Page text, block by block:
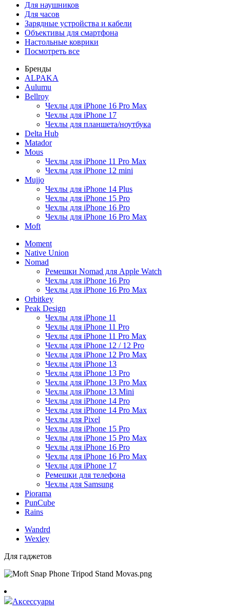
Для наушников
Для часов
Зарядные устройства и кабели
Объективы для смартфона
Настольные коврики
Посмотреть все
Бренды
ALPAKA
Aulumu
Bellroy
Чехлы для iPhone 16 Pro Max
Чехлы для iPhone 17
Чехлы для планшета/ноутбука
Delta Hub
Matador
Mous
Чехлы для iPhone 11 Pro Max
Чехлы для iPhone 12 mini
Mujjo
Чехлы для iPhone 14 Plus
Чехлы для iPhone 15 Pro
Чехлы для iPhone 16 Pro
Чехлы для iPhone 16 Pro Max
Moft
Moment
Native Union
Nomad
Ремешки Nomad для Apple Watch
Чехлы для iPhone 16 Pro
Чехлы для iPhone 16 Pro Max
Orbitkey
Peak Design
Чехлы для iPhone 11
Чехлы для iPhone 11 Pro
Чехлы для iPhone 11 Pro Max
Чехлы для iPhone 12 / 12 Pro
Чехлы для iPhone 12 Pro Max
Чехлы для iPhone 13
Чехлы для iPhone 13 Pro
Чехлы для iPhone 13 Pro Max
Чехлы для iPhone 13 Mini
Чехлы для iPhone 14 Pro
Чехлы для iPhone 14 Pro Max
Чехлы для Pixel
Чехлы для iPhone 15 Pro
Чехлы для iPhone 15 Pro Max
Чехлы для iPhone 16 Pro
Чехлы для iPhone 16 Pro Max
Чехлы для iPhone 17
Ремешки для телефона
Чехлы для Samsung
Piorama
PunCube
Rains
Wandrd
Wexley
Для гаджетов
Аксессуары